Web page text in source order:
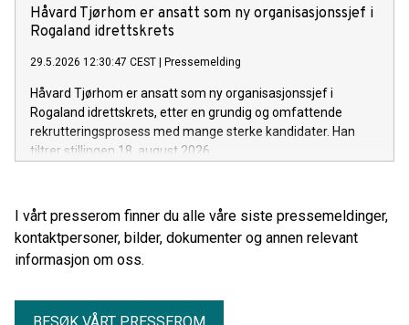
Håvard Tjørhom er ansatt som ny organisasjonssjef i
Rogaland idrettskrets
29.5.2026 12:30:47 CEST | Pressemelding
Håvard Tjørhom er ansatt som ny organisasjonssjef i
Rogaland idrettskrets, etter en grundig og omfattende
rekrutteringsprosess med mange sterke kandidater. Han
tiltrer stillingen 18. august 2026.
I vårt presserom finner du alle våre siste pressemeldinger,
kontaktpersoner, bilder, dokumenter og annen relevant
informasjon om oss.
BESØK VÅRT PRESSEROM